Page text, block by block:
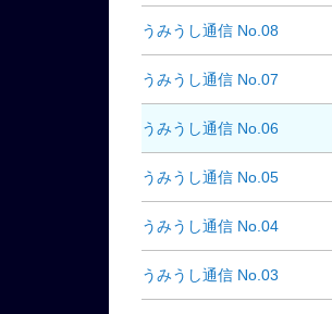
うみうし通信 No.08
うみうし通信 No.07
うみうし通信 No.06
うみうし通信 No.05
うみうし通信 No.04
うみうし通信 No.03